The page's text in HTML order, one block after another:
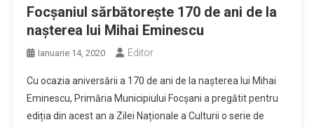
Focșaniul sărbătorește 170 de ani de la
nașterea lui Mihai Eminescu
Ianuarie 14, 2020 Editor
Cu ocazia aniversării a 170 de ani de la nașterea lui Mihai
Eminescu, Primăria Municipiului Focșani a pregătit pentru
ediția din acest an a Zilei Naționale a Culturii o serie de